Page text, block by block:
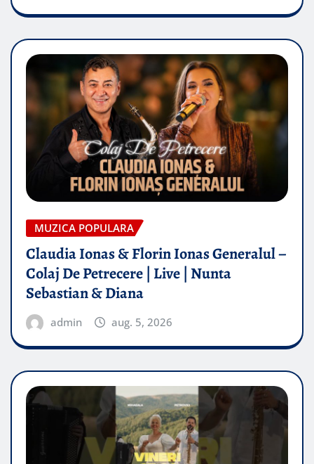
MUZICA POPULARA
Claudia Ionas & Florin Ionas Generalul –
Colaj De Petrecere | Live | Nunta
Sebastian & Diana
admin aug. 5, 2026